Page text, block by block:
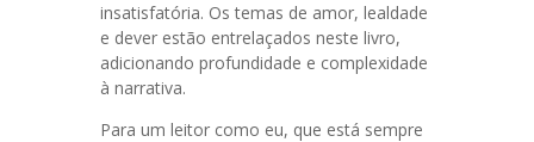
insatisfatória. Os temas de amor, lealdade
e dever estão entrelaçados neste livro,
adicionando profundidade e complexidade
à narrativa.
Para um leitor como eu, que está sempre